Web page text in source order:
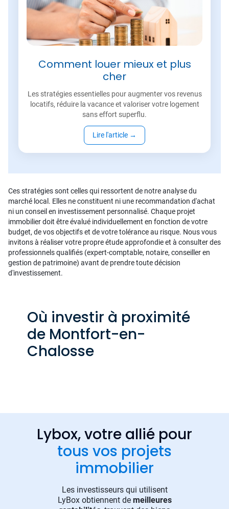
Comment louer mieux et plus
cher
Les stratégies essentielles pour augmenter vos revenus
locatifs, réduire la vacance et valoriser votre logement
sans effort superflu.
Lire l'article →
Ces stratégies sont celles qui ressortent de notre analyse du
marché local. Elles ne constituent ni une recommandation d'achat
ni un conseil en investissement personnalisé. Chaque projet
immobilier doit être évalué individuellement en fonction de votre
budget, de vos objectifs et de votre tolérance au risque. Nous vous
invitons à réaliser votre propre étude approfondie et à consulter des
professionnels qualifiés (expert-comptable, notaire, conseiller en
gestion de patrimoine) avant de prendre toute décision
d'investissement.
Où investir à proximité
de Montfort-en-
Chalosse
Lybox, votre allié pour
tous vos projets
immobilier
Les investisseurs qui utilisent
LyBox obtiennent de meilleures